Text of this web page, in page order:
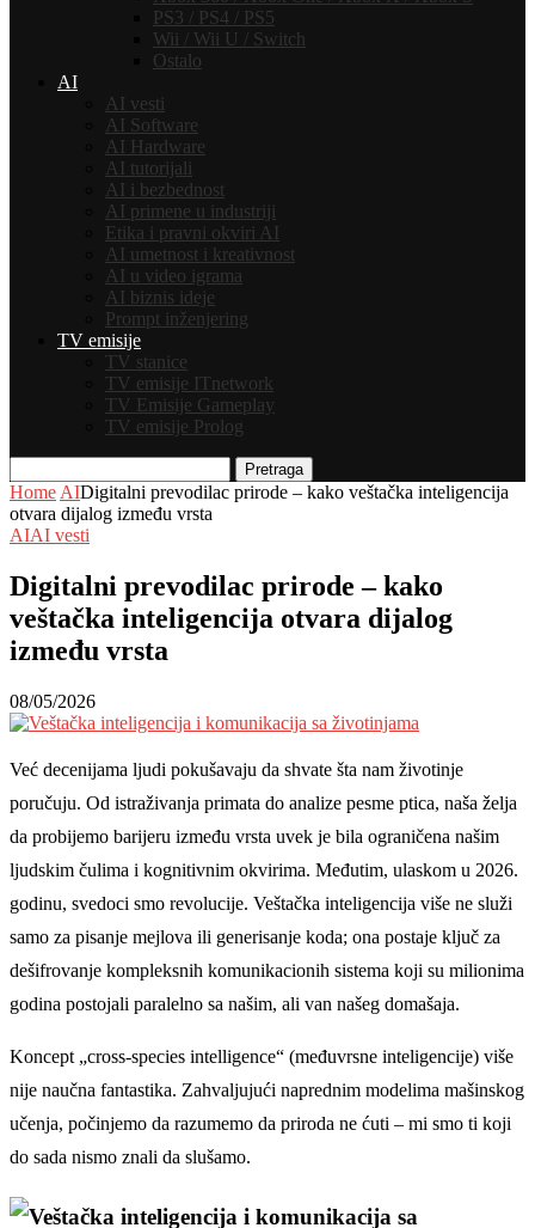
PS3 / PS4 / PS5
Wii / Wii U / Switch
Ostalo
AI
AI vesti
AI Software
AI Hardware
AI tutorijali
AI i bezbednost
AI primene u industriji
Etika i pravni okviri AI
AI umetnost i kreativnost
AI u video igrama
AI biznis ideje
Prompt inženjering
TV emisije
TV stanice
TV emisije ITnetwork
TV Emisije Gameplay
TV emisije Prolog
Pretraga
Home AIDigitalni prevodilac prirode – kako veštačka inteligencija
otvara dijalog između vrsta
AIAI vesti
Digitalni prevodilac prirode – kako
veštačka inteligencija otvara dijalog
između vrsta
08/05/2026
Već decenijama ljudi pokušavaju da shvate šta nam životinje
poručuju. Od istraživanja primata do analize pesme ptica, naša želja
da probijemo barijeru između vrsta uvek je bila ograničena našim
ljudskim čulima i kognitivnim okvirima. Međutim, ulaskom u 2026.
godinu, svedoci smo revolucije. Veštačka inteligencija više ne služi
samo za pisanje mejlova ili generisanje koda; ona postaje ključ za
dešifrovanje kompleksnih komunikacionih sistema koji su milionima
godina postojali paralelno sa našim, ali van našeg domašaja.
Koncept „cross-species intelligence“ (međuvrsne inteligencije) više
nije naučna fantastika. Zahvaljujući naprednim modelima mašinskog
učenja, počinjemo da razumemo da priroda ne ćuti – mi smo ti koji
do sada nismo znali da slušamo.